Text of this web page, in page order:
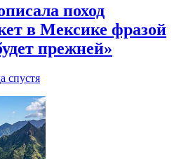
поход
в Мексике фразой
прежней»
спустя